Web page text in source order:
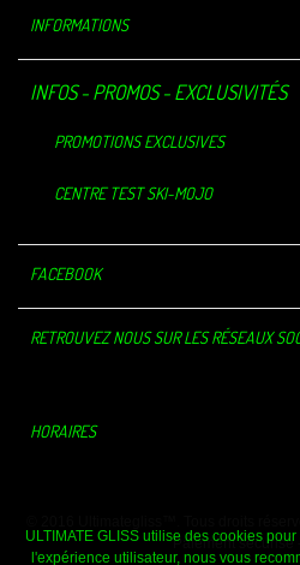
ULTIMATE GLISS utilise des cookies
l'expérience utilisateur, nous vous
INFORMATIONS
INFOS - PROMOS - EXCLUSIVITÉS
PROMOTIONS EXCLUSIVES
CENTRE TEST SKI-MOJO
FACEBOOK
RETROUVEZ NOUS SUR LES RÉSEAUX
HORAIRES
Paiement sécurisé